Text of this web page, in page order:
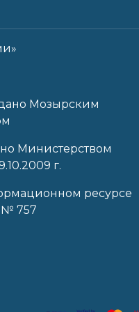
Мозырским
Министерством
г.
ресурсе
№ 757